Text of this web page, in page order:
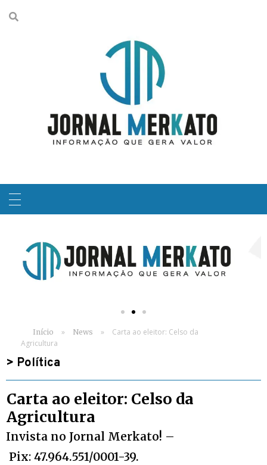
Início » News »
Carta ao eleitor: Celso da
Agricultura
> Política
Carta ao eleitor: Celso da
Agricultura
Invista no Jornal Merkato! –
Pix: 47.964.551/0001-39.